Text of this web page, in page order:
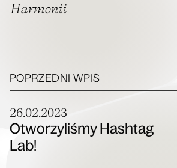
Harmonii
POPRZEDNI WPIS
26.02.2023
Otworzyliśmy Hashtag
Lab!